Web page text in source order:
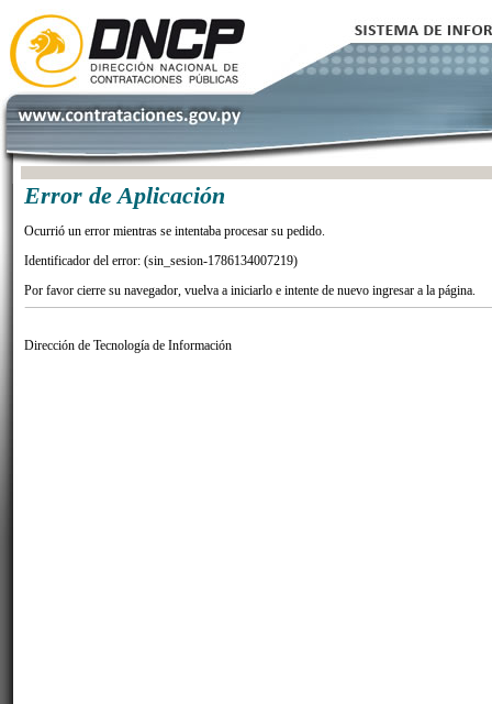
Error de Aplicación
Ocurrió un error mientras se intentaba procesar su pedido.
Identificador del error: (sin_sesion-1786134007219)
Por favor cierre su navegador, vuelva a iniciarlo e intente de nuevo ingresar a la página.
Dirección de Tecnología de Información